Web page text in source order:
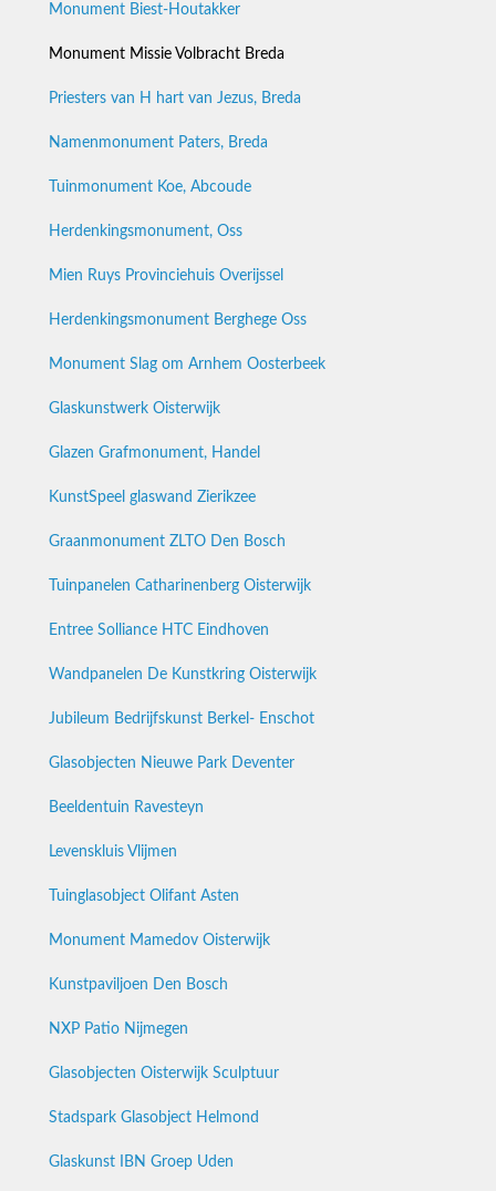
Monument Biest-Houtakker
Monument Missie Volbracht Breda
Priesters van H hart van Jezus, Breda
Namenmonument Paters, Breda
Tuinmonument Koe, Abcoude
Herdenkingsmonument, Oss
Mien Ruys Provinciehuis Overijssel
Herdenkingsmonument Berghege Oss
Monument Slag om Arnhem Oosterbeek
Glaskunstwerk Oisterwijk
Glazen Grafmonument, Handel
KunstSpeel glaswand Zierikzee
Graanmonument ZLTO Den Bosch
Tuinpanelen Catharinenberg Oisterwijk
Entree Solliance HTC Eindhoven
Wandpanelen De Kunstkring Oisterwijk
Jubileum Bedrijfskunst Berkel- Enschot
Glasobjecten Nieuwe Park Deventer
Beeldentuin Ravesteyn
Levenskluis Vlijmen
Tuinglasobject Olifant Asten
Monument Mamedov Oisterwijk
Kunstpaviljoen Den Bosch
NXP Patio Nijmegen
Glasobjecten Oisterwijk Sculptuur
Stadspark Glasobject Helmond
Glaskunst IBN Groep Uden